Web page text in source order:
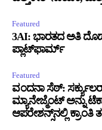
Featured
3AI: ಭಾರತದ ಅತಿ
ಪ್ಲಾಟ್‌ಫಾರ್ಮ್
Featured
ವಂದನಾ ಸೆಠ್:
ಮ್ಯಾನೇಜ್ಮೆಂಟ್ ಅನ್ನು
ಆಪರೇಶನ್ಸ್‌ನಲ್ಲಿ